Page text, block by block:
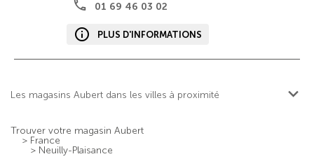
01 69 46 03 02
PLUS D'INFORMATIONS
Les magasins Aubert dans les villes à proximité
Trouver votre magasin Aubert
> France
> Neuilly-Plaisance